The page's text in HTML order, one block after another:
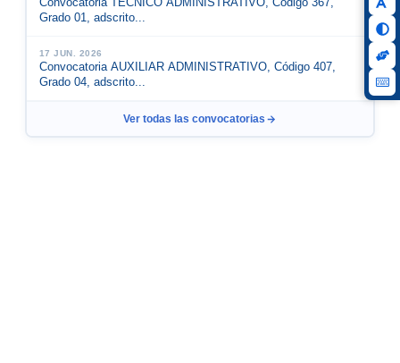
Grado 01, adscrito...
17 JUN. 2026
Convocatoria AUXILIAR ADMINISTRATIVO, Código 407,
Grado 04, adscrito...
Ver todas las convocatorias